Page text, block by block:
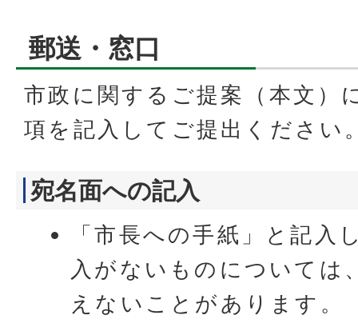
郵送・窓口
市政に関するご提案（本文）
項を記入してご提出ください
宛名面への記入
「市長への手紙」と記入
入がないものについては
えないことがあります。